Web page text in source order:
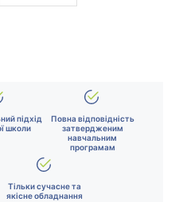
підхід
школи
Повна відповідність
затвердженим
навчальним
програмам
Тільки сучасне та
якісне обладнання